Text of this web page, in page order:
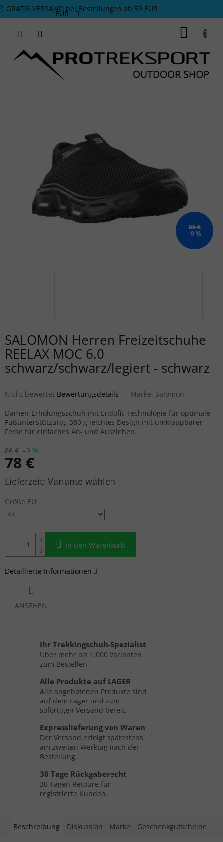
Zum Inhalt springen
GRATIS VERSAND bei Bestellungen ab 59 EUR
EUR
86 €
–9 %
SALOMON Herren Freizeitschuhe
REELAX MOC 6.0
schwarz/schwarz/legiert - schwarz
Die durchschnittliche Produktbewertung ist 0,0 von 5 Sternen.
Nicht bewertet Bewertungsdetails Marke: Salomon
86 € –9 %
78 €
Verkaufspreis:Variante wählen
Größe EU
In den Warenkorb
Damen-Erholungsschuh mit Endofit-Technologie für optimale
Fußunterstützung. 380 g leichtes Design mit umklappbarer
Ferse für einfaches An- und Ausziehen.
Detaillierte Informationen
ANSEHEN
Ihr Trekkingschuh-Spezialist
Über mehr als 1.000 Varianten
zum Bestellen
Alle Produkte auf LAGER
Alle angebotenen Produkte sind
auf dem Lager und zum
sofortigen Versand bereit.
Expresslieferung von Waren
Der Versand erfolgt spätestens
am zweiten Werktag nach der
Bestellung.
30 Tage Rückgaberecht
30 Tagen Retoure für
registrierte Kunden.
Beschreibung Diskussion Marke Geschenkgutscheine